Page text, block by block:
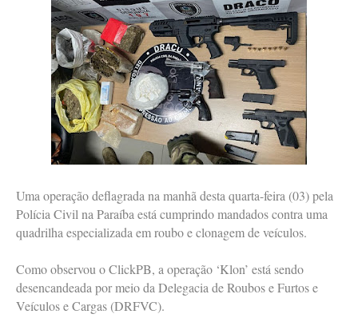
Uma operação deflagrada na manhã desta quarta-feira (03) pela
Polícia Civil na Paraíba está cumprindo mandados contra uma
quadrilha especializada em roubo e clonagem de veículos.
Como observou o ClickPB, a operação ‘Klon’ está sendo
desencandeada por meio da Delegacia de Roubos e Furtos e
Veículos e Cargas (DRFVC).